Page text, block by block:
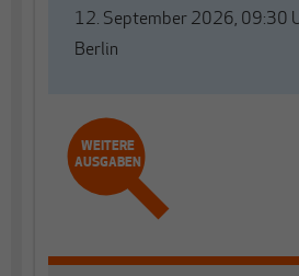
12. September 2026, 09:30
Berlin
WEITERE
AUSGABEN